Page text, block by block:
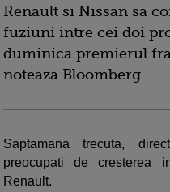
Renault si Nissan sa
fuziuni intre cei doi
duminica premierul
noteaza Bloomberg.
Saptamana trecuta,
preocupati de cresterea
Renault.